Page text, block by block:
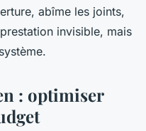
abîme les joints,
invisible, mais
: optimiser